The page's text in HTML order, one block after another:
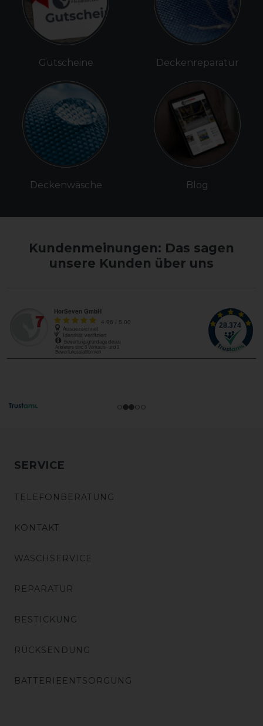
Gutscheine
Deckenwäsche
Deckenreparatur
Blog
Kundenmeinungen: Das sagen
unsere Kunden über uns
SERVICE
TELEFONBERATUNG
KONTAKT
WASCHSERVICE
REPARATUR
BESTICKUNG
RÜCKSENDUNG
BATTERIEENTSORGUNG